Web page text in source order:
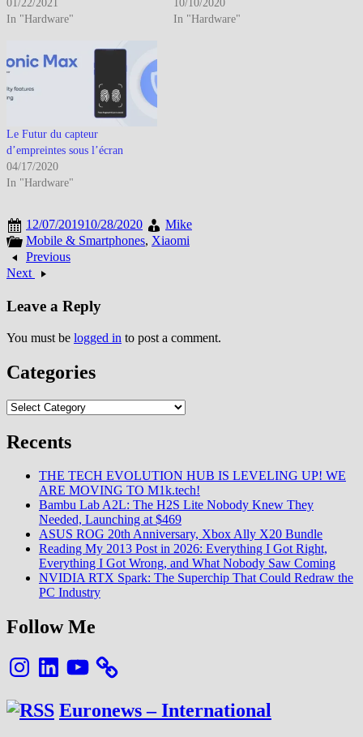
01/22/2021
In "Hardware"
10/10/2020
In "Hardware"
Le Futur du capteur
d’empreintes sous l’écran
04/17/2020
In "Hardware"
12/07/201910/28/2020
Mike
Mobile & Smartphones, Xiaomi
Previous
Next
Leave a Reply
You must be logged in to post a comment.
Categories
Categories
Recents
THE TECH EVOLUTION HUB IS LEVELING UP! WE
ARE MOVING TO M1k.tech!
Bambu Lab A2L: The H2S Lite Nobody Knew They
Needed, Launching at $469
ASUS ROG 20th Anniversary, Xbox Ally X20 Bundle
Reading My 2013 Post in 2026: Everything I Got Right,
Everything I Got Wrong, and What Nobody Saw Coming
NVIDIA RTX Spark: The Superchip That Could Redraw the
PC Industry
Follow Me
InstagramLinkedInYouTube
Euronews – International